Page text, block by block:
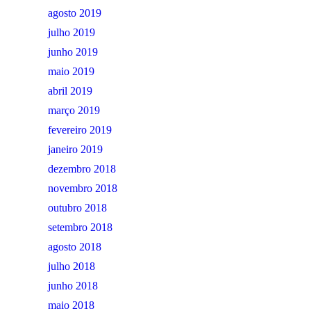
agosto 2019
julho 2019
junho 2019
maio 2019
abril 2019
março 2019
fevereiro 2019
janeiro 2019
dezembro 2018
novembro 2018
outubro 2018
setembro 2018
agosto 2018
julho 2018
junho 2018
maio 2018